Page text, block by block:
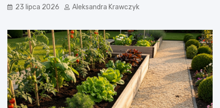
23 lipca 2026 Aleksandra Krawczyk